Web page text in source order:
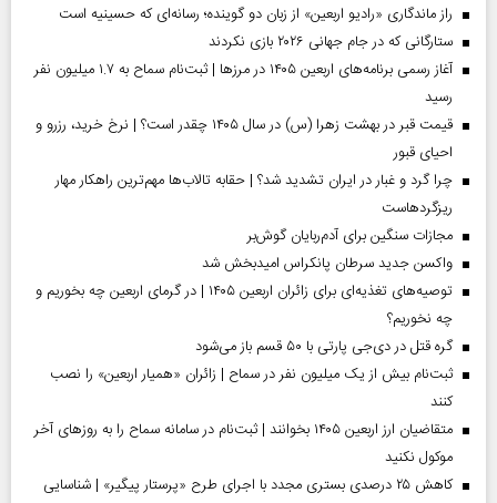
راز ماندگاری «رادیو اربعین» از زبان دو گوینده؛ رسانه‌ای که حسینیه است
ستارگانی که در جام جهانی ۲۰۲۶ بازی نکردند
آغاز رسمی برنامه‌های اربعین ۱۴۰۵ در مرز‌ها | ثبت‌نام سماح به ۱.۷ میلیون نفر
رسید
قیمت قبر در بهشت زهرا (س) در سال ۱۴۰۵ چقدر است؟ | نرخ خرید، رزرو و
احیای قبور
چرا گرد و غبار در ایران تشدید شد؟ | حقابه تالاب‌ها مهم‌ترین راهکار مهار
ریزگردهاست
مجازات سنگین برای آدم‌ربایان گوش‌بر
واکسن جدید سرطان پانکراس امیدبخش شد
توصیه‌های تغذیه‌ای برای زائران اربعین ۱۴۰۵ | در گرمای اربعین چه بخوریم و
چه نخوریم؟
گره قتل در دی‌جی پارتی با ۵۰ قسم باز می‌شود
ثبت‌نام بیش از یک میلیون نفر در سماح | زائران «همیار اربعین» را نصب
کنند
متقاضیان ارز اربعین ۱۴۰۵ بخوانند | ثبت‌نام در سامانه سماح را به روز‌های آخر
موکول نکنید
کاهش ۲۵ درصدی بستری مجدد با اجرای طرح «پرستار پیگیر» | شناسایی